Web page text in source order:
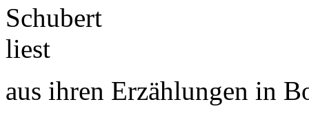
aus ihren Erzählungen in